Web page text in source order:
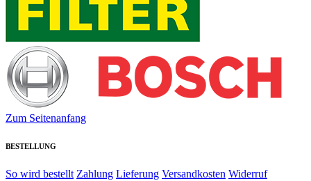
Zum Seitenanfang
BESTELLUNG
So wird bestellt Zahlung Lieferung Versandkosten Widerruf